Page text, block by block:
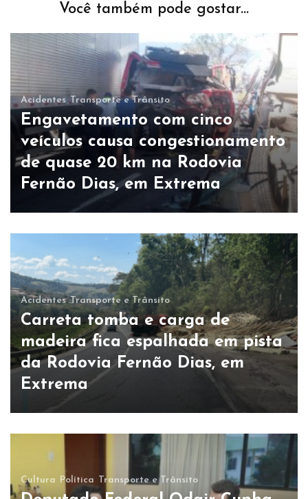
Você também pode gostar...
Acidentes Transporte e Trânsito
Engavetamento com cinco
veículos causa congestionamento
de quase 20 km na Rodovia
Fernão Dias, em Extrema
Acidentes Transporte e Trânsito
Carreta tomba e carga de
madeira fica espalhada em pista
da Rodovia Fernão Dias, em
Extrema
Cultura Política Transporte e Trânsito